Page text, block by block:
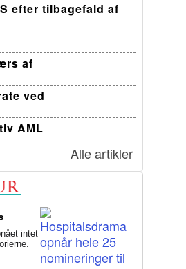
efter tilbagefald af
af
ved
AML
Alle artikler
intet